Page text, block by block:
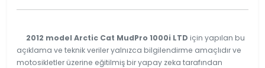
2012 model Arctic Cat MudPro 1000i LTD için yapılan bu
açıklama ve teknik veriler yalnızca bilgilendirme amaçlıdır ve
motosikletler üzerine eğitilmiş bir yapay zeka tarafından